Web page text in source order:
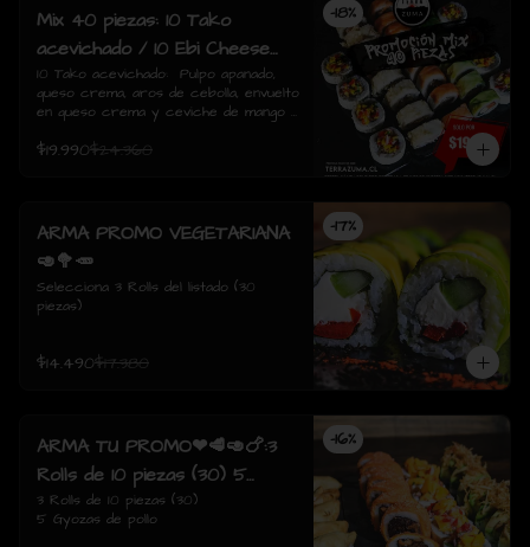
-18%
Mix 40 piezas: 10 Tako
acevichado / 10 Ebi Cheese
tempura / 10 Tori Sake Rolls
/ 10 Sake Avocado.
10 Tako acevichado:  Pulpo apanado,
queso crema, aros de cebolla, envuelto
en queso crema y ceviche de mango /
queso crema, envuelto tempura./  10
Salmon, queso crema, ciboulette,
envuelto en palta
$19.990$24.360
-17%
ARMA PROMO VEGETARIANA
🥑🥦🥕
Selecciona 3 Rolls del listado (30
piezas)
$14.490$17.380
-16%
ARMA TU PROMO❤🥩🥑🍗:3
Rolls de 10 piezas (30) 5
Gyozas de pollo
3 Rolls de 10 piezas (30)
5 Gyozas de pollo